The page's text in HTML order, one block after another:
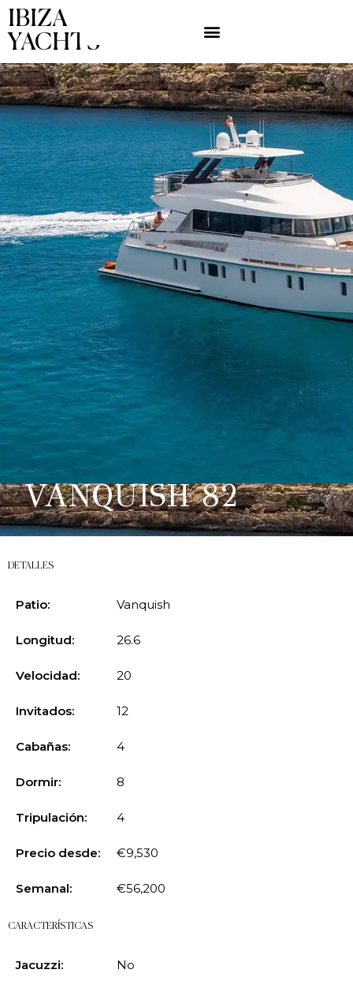
IBIZA
YACHTS
VANQUISH 82
DETALLES
Patio: Vanquish
Longitud: 26.6
Velocidad: 20
Invitados: 12
Cabañas: 4
Dormir: 8
Tripulación: 4
Precio desde: €9,530
Semanal: €56,200
CARACTERÍSTICAS
Jacuzzi: No